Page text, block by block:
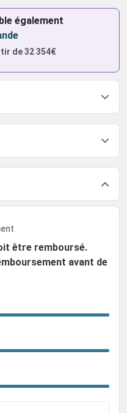
également
de32 354€
être remboursé.
avant de